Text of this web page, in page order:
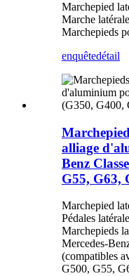
Marchepied
Marche
Marchepieds
enquêtedétail
alliage
Benz
G55, G63,
Marchepied
Pédales
Marchepieds
Mercedes-
(compatibles
G500, G55,